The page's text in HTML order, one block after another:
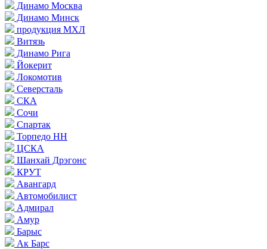
Динамо Москва
Динамо Минск
продукция МХЛ
Витязь
Динамо Рига
Йокерит
Локомотив
Северсталь
СКА
Сочи
Спартак
Торпедо НН
ЦСКА
Шанхай Дрэгонс
КРУТ
Авангард
Автомобилист
Адмирал
Амур
Барыс
Ак Барс